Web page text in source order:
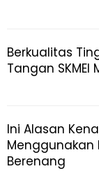
Berkualitas
Tangan SKMEI
Ini Alasan
Menggunakan
Berenang